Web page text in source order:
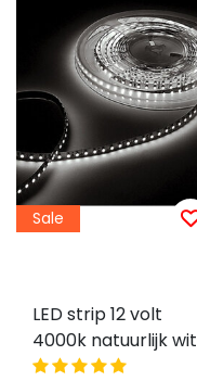
Sale
LED strip 12 volt
4000k natuurlijk wit
6W 510LM 60LED